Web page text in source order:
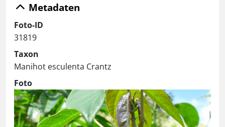
Metadaten
Foto-ID
31819
Taxon
Manihot esculenta Crantz
Foto